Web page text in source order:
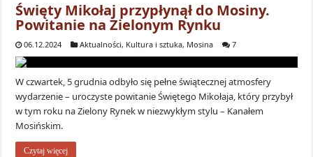
Święty Mikołaj przypłynął do Mosiny.
Powitanie na Zielonym Rynku
06.12.2024 Aktualności, Kultura i sztuka, Mosina 7
W czwartek, 5 grudnia odbyło się pełne świątecznej atmosfery
wydarzenie – uroczyste powitanie Świętego Mikołaja, który przybył
w tym roku na Zielony Rynek w niezwykłym stylu – Kanałem
Mosińskim.
Czytaj więcej